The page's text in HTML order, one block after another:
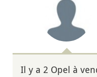
Il y a 2 Opel à